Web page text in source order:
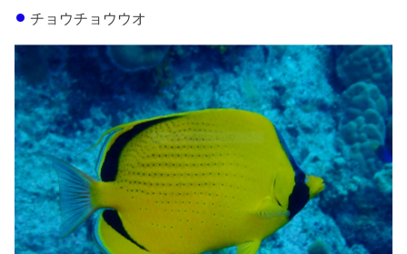
チョウチョウウオ